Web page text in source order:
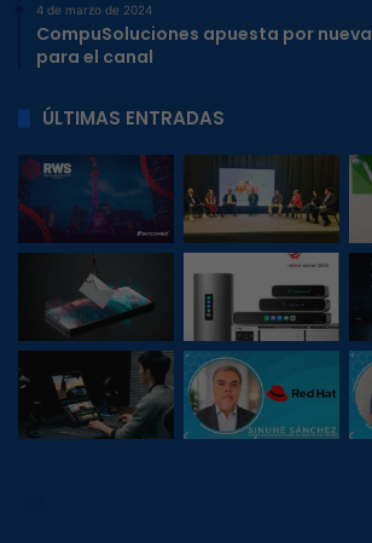
4 de marzo de 2024
CompuSoluciones apuesta por
para el canal
ÚLTIMAS ENTRADAS